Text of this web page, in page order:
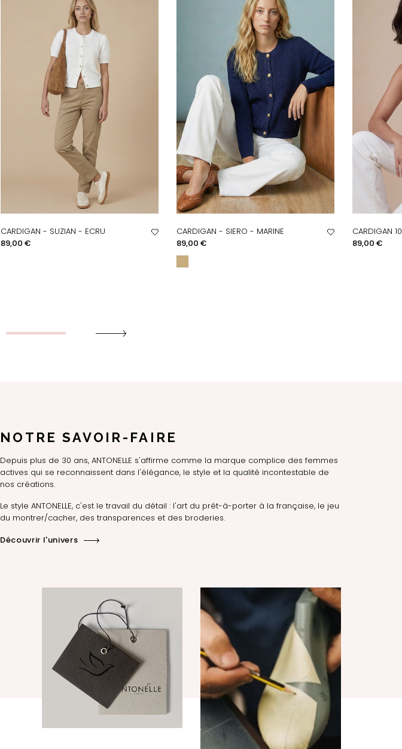
CARDIGAN - SUZIAN - ECRU
Prix
89,00 €
CARDIGAN - SIERO - MARINE
Prix
89,00 €
CARDIGAN
Prix
89,00 €
NOTRE SAVOIR-FAIRE
Depuis plus de 30 ans, ANTONELLE s'affirme comme la marque complice des femmes
actives qui se reconnaissent dans l'élégance, le style et la qualité incontestable de
nos créations.
Le style ANTONELLE, c'est le travail du détail : l'art du prêt-à-porter à la française, le jeu
du montrer/cacher, des transparences et des broderies.
Découvrir l'univers